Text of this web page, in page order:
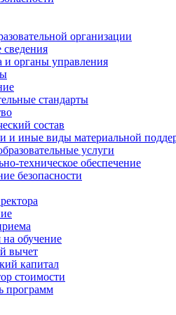
организации
и органы управления
стандарты
состав
и иные виды материальной
услуги
техническое обеспечение
безопасности
на обучение
вычет
капитал
стоимости
программ